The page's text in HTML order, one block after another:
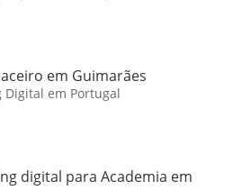
em Guimarães
em Portugal
digital para Academia em